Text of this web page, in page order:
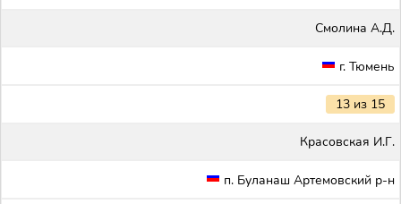
Смолина А.Д.
г. Тюмень
13 из 15
Красовская И.Г.
п. Буланаш Артемовский р-н